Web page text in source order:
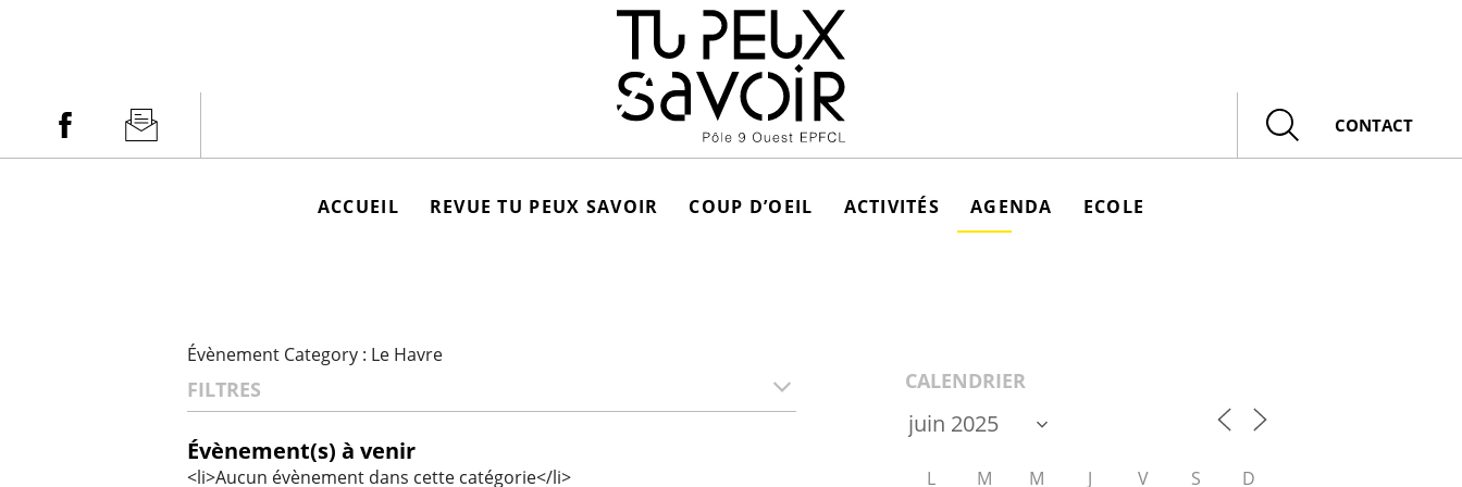
Facebook Newsletter
Rechercher
CONTACT
ACCUEIL REVUE TU PEUX SAVOIR COUP D’OEIL ACTIVITÉS AGENDA ECOLE
Évènement Category : Le Havre
FILTRES
Évènement(s) à venir
<li>Aucun évènement dans cette catégorie</li>
CALENDRIER
L M M J V S D